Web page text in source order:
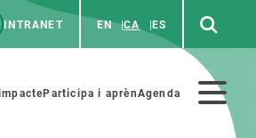
INTRANET EN CA ES
Participa i aprènAgenda